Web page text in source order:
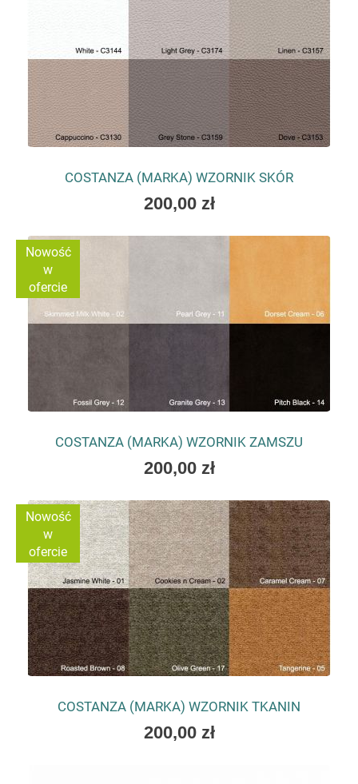
COSTANZA (MARKA) WZORNIK SKÓR
200,00 zł
Nowość
w
ofercie
COSTANZA (MARKA) WZORNIK ZAMSZU
200,00 zł
Nowość
w
ofercie
COSTANZA (MARKA) WZORNIK TKANIN
200,00 zł